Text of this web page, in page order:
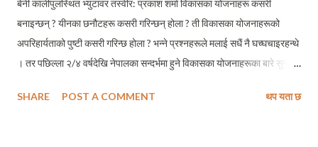
बेनी कालीपुलस्थित भ्युटावर तस्वीर: प्रकाश शर्मा विकासका योजनाहरू कसरी
बनाइन्छन् ? यीनका छनौटहरू कसरी गरिन्छन् होला ? ती विकासका योजनाहरूको
अपरिहार्यताको पुष्टी कसरी गरिन्छ होला ? भन्ने प्रश्नहरूले मलाई सधैं नै घच्घचाइरहन्थे
। तर पछिल्ला २/४ वर्षदेखि नेपालका सन्दर्भमा हुने विकासका योजनाहरूका बारे सुन्दै,
जस्तो - कोही उड्डयन मन्त्रीले ठूलो फराकिलो चौर देख्यो - उसको दिमागमा
SHARE POST A COMMENT थप यता छ